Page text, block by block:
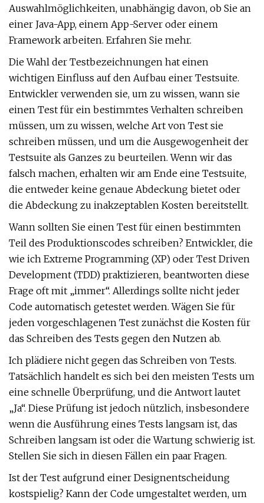
Auswahlmöglichkeiten, unabhängig davon, ob Sie an
einer Java-App, einem App-Server oder einem
Framework arbeiten. Erfahren Sie mehr.
Die Wahl der Testbezeichnungen hat einen
wichtigen Einfluss auf den Aufbau einer Testsuite.
Entwickler verwenden sie, um zu wissen, wann sie
einen Test für ein bestimmtes Verhalten schreiben
müssen, um zu wissen, welche Art von Test sie
schreiben müssen, und um die Ausgewogenheit der
Testsuite als Ganzes zu beurteilen. Wenn wir das
falsch machen, erhalten wir am Ende eine Testsuite,
die entweder keine genaue Abdeckung bietet oder
die Abdeckung zu inakzeptablen Kosten bereitstellt.
Wann sollten Sie einen Test für einen bestimmten
Teil des Produktionscodes schreiben? Entwickler, die
wie ich Extreme Programming (XP) oder Test Driven
Development (TDD) praktizieren, beantworten diese
Frage oft mit „immer“. Allerdings sollte nicht jeder
Code automatisch getestet werden. Wägen Sie für
jeden vorgeschlagenen Test zunächst die Kosten für
das Schreiben des Tests gegen den Nutzen ab.
Ich plädiere nicht gegen das Schreiben von Tests.
Tatsächlich handelt es sich bei den meisten Tests um
eine schnelle Überprüfung, und die Antwort lautet
„Ja“. Diese Prüfung ist jedoch nützlich, insbesondere
wenn die Ausführung eines Tests langsam ist, das
Schreiben langsam ist oder die Wartung schwierig ist.
Stellen Sie sich in diesen Fällen ein paar Fragen.
Ist der Test aufgrund einer Designentscheidung
kostspielig? Kann der Code umgestaltet werden, um